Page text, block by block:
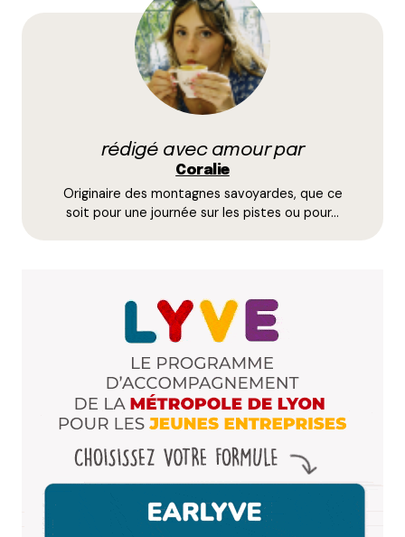
Votre adresse e-mail ne sera pas publiée.
champs obligatoires sont indiqués avec
E-mail*
Enregistrer mon nom, mon e-mail et mon site dans le
navigateur pour mon prochain commentaire.
Prévenez-moi de tous les nouveaux commentaires
rédigé avec amour par
Coralie
Originaire des montagnes savoyardes, que ce
soit pour une journée sur les pistes ou pour…